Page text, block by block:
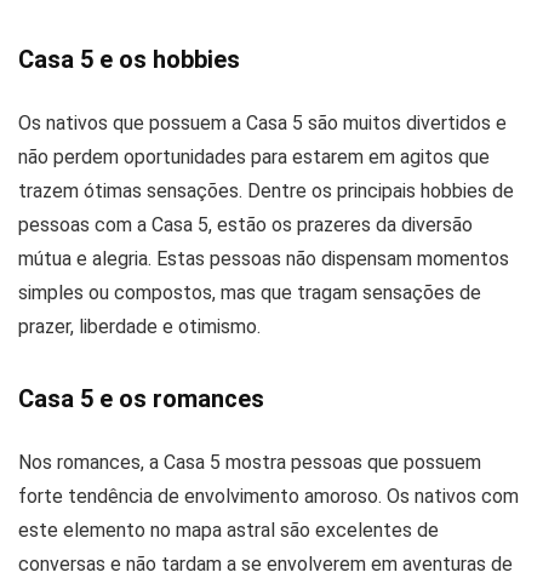
Casa 5 e os hobbies
Os nativos que possuem a Casa 5 são muitos divertidos e
não perdem oportunidades para estarem em agitos que
trazem ótimas sensações. Dentre os principais hobbies de
pessoas com a Casa 5, estão os prazeres da diversão
mútua e alegria. Estas pessoas não dispensam momentos
simples ou compostos, mas que tragam sensações de
prazer, liberdade e otimismo.
Casa 5 e os romances
Nos romances, a Casa 5 mostra pessoas que possuem
forte tendência de envolvimento amoroso. Os nativos com
este elemento no mapa astral são excelentes de
conversas e não tardam a se envolverem em aventuras de